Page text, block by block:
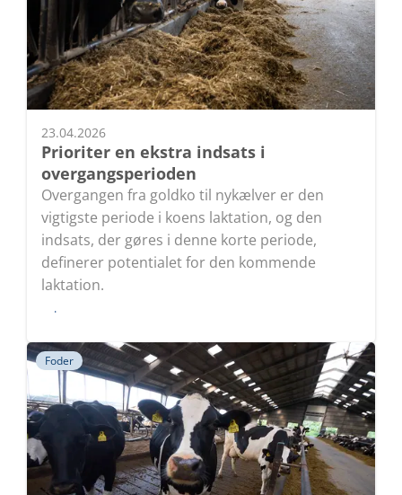
23.04.2026
Prioriter en ekstra indsats i
overgangsperioden
Overgangen fra goldko til nykælver er den
vigtigste periode i koens laktation, og den
indsats, der gøres i denne korte periode,
definerer potentialet for den kommende
laktation.
Læs
Foder